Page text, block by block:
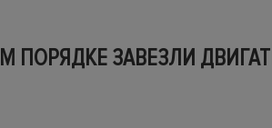
ПОРЯДКЕ ЗАВЕЗЛИ